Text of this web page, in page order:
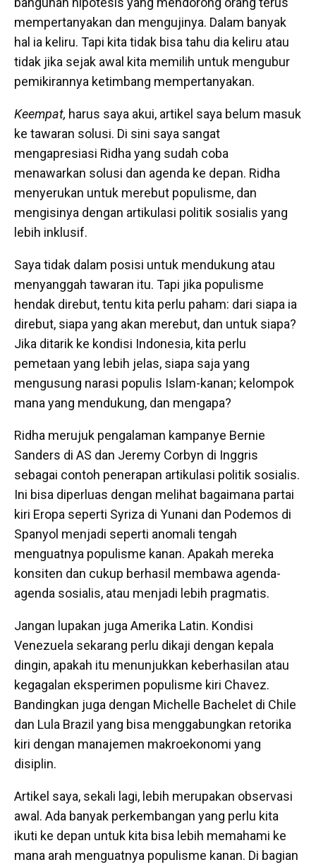
mempertanyakan dan mengujinya. Dalam banyak
hal ia keliru. Tapi kita tidak bisa tahu dia keliru atau
tidak jika sejak awal kita memilih untuk mengubur
pemikirannya ketimbang mempertanyakan.
Keempat, harus saya akui, artikel saya belum masuk
ke tawaran solusi. Di sini saya sangat
mengapresiasi Ridha yang sudah coba
menawarkan solusi dan agenda ke depan. Ridha
menyerukan untuk merebut populisme, dan
mengisinya dengan artikulasi politik sosialis yang
lebih inklusif.
Saya tidak dalam posisi untuk mendukung atau
menyanggah tawaran itu. Tapi jika populisme
hendak direbut, tentu kita perlu paham: dari siapa ia
direbut, siapa yang akan merebut, dan untuk siapa?
Jika ditarik ke kondisi Indonesia, kita perlu
pemetaan yang lebih jelas, siapa saja yang
mengusung narasi populis Islam-kanan; kelompok
mana yang mendukung, dan mengapa?
Ridha merujuk pengalaman kampanye Bernie
Sanders di AS dan Jeremy Corbyn di Inggris
sebagai contoh penerapan artikulasi politik sosialis.
Ini bisa diperluas dengan melihat bagaimana partai
kiri Eropa seperti Syriza di Yunani dan Podemos di
Spanyol menjadi seperti anomali tengah
menguatnya populisme kanan. Apakah mereka
konsiten dan cukup berhasil membawa agenda-
agenda sosialis, atau menjadi lebih pragmatis.
Jangan lupakan juga Amerika Latin. Kondisi
Venezuela sekarang perlu dikaji dengan kepala
dingin, apakah itu menunjukkan keberhasilan atau
kegagalan eksperimen populisme kiri Chavez.
Bandingkan juga dengan Michelle Bachelet di Chile
dan Lula Brazil yang bisa menggabungkan retorika
kiri dengan manajemen makroekonomi yang
disiplin.
Artikel saya, sekali lagi, lebih merupakan observasi
awal. Ada banyak perkembangan yang perlu kita
ikuti ke depan untuk kita bisa lebih memahami ke
mana arah menguatnya populisme kanan. Di bagian